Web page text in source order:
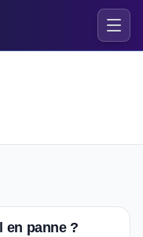
en panne ?